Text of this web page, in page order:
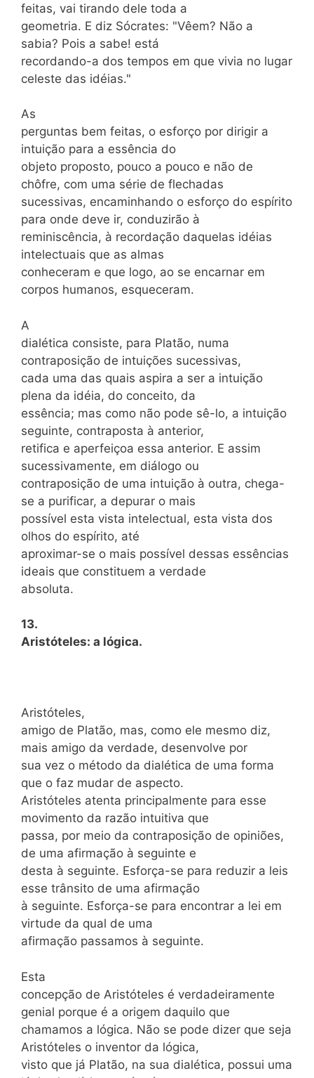
feitas, vai tirando dele toda a
geometria. E diz Sócrates: "Vêem? Não a
sabia? Pois a sabe! está
recordando-a dos tempos em que vivia no lugar
celeste das idéias."
As
perguntas bem feitas, o esforço por dirigir a
intuição para a essência do
objeto proposto, pouco a pouco e não de
chôfre, com uma série de flechadas
sucessivas, encaminhando o esforço do espírito
para onde deve ir, conduzirão à
reminiscência, à recordação daquelas idéias
intelectuais que as almas
conheceram e que logo, ao se encarnar em
corpos humanos, esqueceram.
A
dialética consiste, para Platão, numa
contraposição de intuições sucessivas,
cada uma das quais aspira a ser a intuição
plena da idéia, do conceito, da
essência; mas como não pode sê-lo, a intuição
seguinte, contraposta à anterior,
retifica e aperfeiçoa essa anterior. E assim
sucessivamente, em diálogo ou
contraposição de uma intuição à outra, chega-
se a purificar, a depurar o mais
possível esta vista intelectual, esta vista dos
olhos do espírito, até
aproximar-se o mais possível dessas essências
ideais que constituem a verdade
absoluta.
13.
Aristóteles: a lógica.
Aristóteles,
amigo de Platão, mas, como ele mesmo diz,
mais amigo da verdade, desenvolve por
sua vez o método da dialética de uma forma
que o faz mudar de aspecto.
Aristóteles atenta principalmente para esse
movimento da razão intuitiva que
passa, por meio da contraposição de opiniões,
de uma afirmação à seguinte e
desta à seguinte. Esforça-se para reduzir a leis
esse trânsito de uma afirmação
à seguinte. Esforça-se para encontrar a lei em
virtude da qual de uma
afirmação passamos à seguinte.
Esta
concepção de Aristóteles é verdadeiramente
genial porque é a origem daquilo que
chamamos a lógica. Não se pode dizer que seja
Aristóteles o inventor da lógica,
visto que já Platão, na sua dialética, possui uma